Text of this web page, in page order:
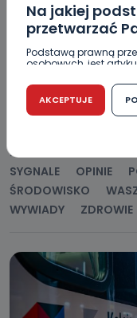
Na jakiej
przetwarzać
Podstawą prawną
osobowych, jest
r. w sprawie ochrony
przetwarzaniem
swobodnego
dyrektywy 95/46/WE
Czy jest
Podanie danych
wymogiem
warunku zawarcia
na każdym etapie i nie
Kablowej Pro-Art z
Wielkopolski (63-400)
Kiedy i komu
AKCEPTUJE
WSZYSTKIE
KORONAWIRUS
SYGNALE
OPINIE
ŚRODOWISKO
WYWIADY
ZDROWIE